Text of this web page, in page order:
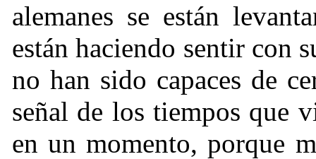
alemanes se están
están haciendo sentir con
no han sido capaces de
señal de los tiempos que
en un momento, porque